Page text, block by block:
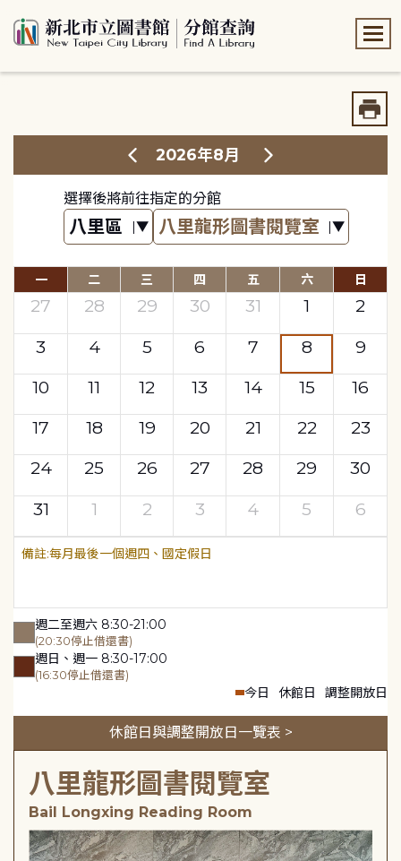
2026年8月
選擇後將前往指定的分館
一 二 三 四 五 六 日
27 28 29 30 31 1
2
3
4 5 6 7 8
9
10
11 12 13 14 15
16
17
18 19 20 21 22
23
24
25 26 27 28 29
30
31
1 2 3 4 5 6
每月最後一個週四、國定假日
週二至週六 8:30-21:00
(20:30停止借還書)
週日、週一 8:30-17:00
(16:30停止借還書)
今日 休館日 調整開放日
休館日與調整開放日一覽表 >
八里龍形圖書閱覽室
Bail Longxing Reading Room